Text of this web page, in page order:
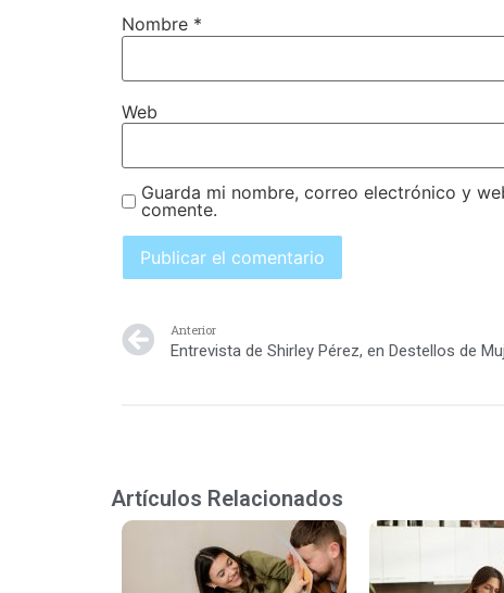
Nombre *
Web
Guarda mi nombre, correo electrónico y
comente.
Anterior
Entrevista de Shirley Pérez, en Destellos de
Artículos Relacionados